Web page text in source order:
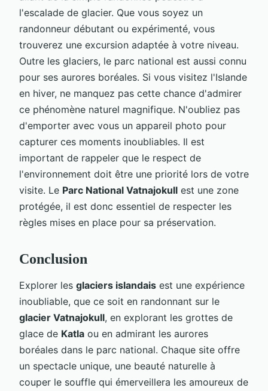
l'escalade de glacier. Que vous soyez un
randonneur débutant ou expérimenté, vous
trouverez une excursion adaptée à votre niveau.
Outre les glaciers, le parc national est aussi connu
pour ses aurores boréales. Si vous visitez l'Islande
en hiver, ne manquez pas cette chance d'admirer
ce phénomène naturel magnifique. N'oubliez pas
d'emporter avec vous un appareil photo pour
capturer ces moments inoubliables. Il est
important de rappeler que le respect de
l'environnement doit être une priorité lors de votre
visite. Le Parc National Vatnajokull est une zone
protégée, il est donc essentiel de respecter les
règles mises en place pour sa préservation.
Conclusion
Explorer les glaciers islandais est une expérience
inoubliable, que ce soit en randonnant sur le
glacier Vatnajokull, en explorant les grottes de
glace de Katla ou en admirant les aurores
boréales dans le parc national. Chaque site offre
un spectacle unique, une beauté naturelle à
couper le souffle qui émerveillera les amoureux de